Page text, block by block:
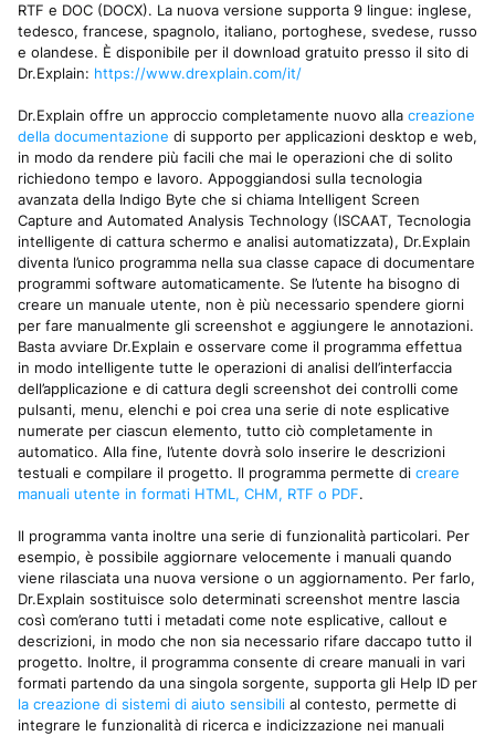
RTF e DOC (DOCX). La nuova versione supporta 9 lingue: inglese,
tedesco, francese, spagnolo, italiano, portoghese, svedese, russo
e olandese. È disponibile per il download gratuito presso il sito di
Dr.Explain: https://www.drexplain.com/it/
Dr.Explain offre un approccio completamente nuovo alla creazione
della documentazione di supporto per applicazioni desktop e web,
in modo da rendere più facili che mai le operazioni che di solito
richiedono tempo e lavoro. Appoggiandosi sulla tecnologia
avanzata della Indigo Byte che si chiama Intelligent Screen
Capture and Automated Analysis Technology (ISCAAT, Tecnologia
intelligente di cattura schermo e analisi automatizzata), Dr.Explain
diventa l’unico programma nella sua classe capace di documentare
programmi software automaticamente. Se l’utente ha bisogno di
creare un manuale utente, non è più necessario spendere giorni
per fare manualmente gli screenshot e aggiungere le annotazioni.
Basta avviare Dr.Explain e osservare come il programma effettua
in modo intelligente tutte le operazioni di analisi dell’interfaccia
dell’applicazione e di cattura degli screenshot dei controlli come
pulsanti, menu, elenchi e poi crea una serie di note esplicative
numerate per ciascun elemento, tutto ciò completamente in
automatico. Alla fine, l’utente dovrà solo inserire le descrizioni
testuali e compilare il progetto. Il programma permette di creare
manuali utente in formati HTML, CHM, RTF o PDF.
Il programma vanta inoltre una serie di funzionalità particolari. Per
esempio, è possibile aggiornare velocemente i manuali quando
viene rilasciata una nuova versione o un aggiornamento. Per farlo,
Dr.Explain sostituisce solo determinati screenshot mentre lascia
così com’erano tutti i metadati come note esplicative, callout e
descrizioni, in modo che non sia necessario rifare daccapo tutto il
progetto. Inoltre, il programma consente di creare manuali in vari
formati partendo da una singola sorgente, supporta gli Help ID per
la creazione di sistemi di aiuto sensibili al contesto, permette di
integrare le funzionalità di ricerca e indicizzazione nei manuali